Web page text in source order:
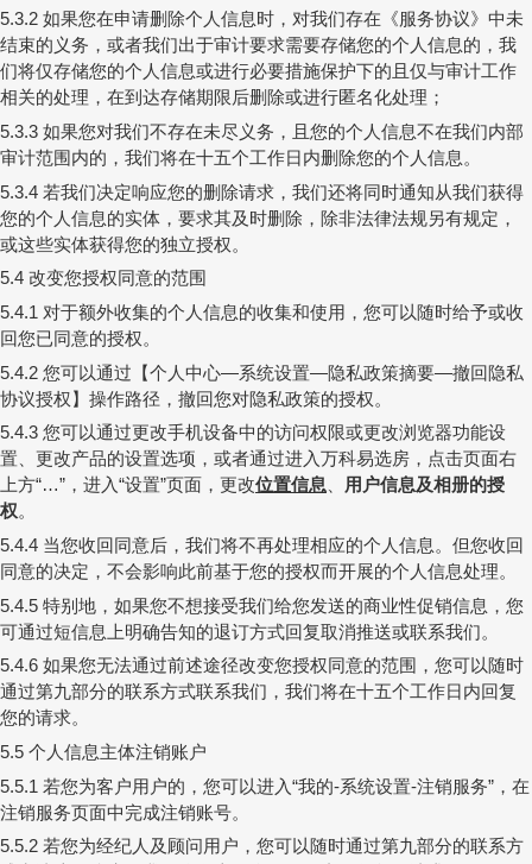
5.3.2 如果您在申请删除个人信息时，对我们存在 《服务协议》 中未
结束的义务，或者我们出于审计要求需要存储您的个人信息的，我
们将仅存储您的个人信息或进行必要措施保护下的且仅与审计工作
相关的处理，在到达存储期限后删除或进行匿名化处理；
5.3.3 如果您对我们不存在未尽义务，且您的个人信息不在我们内部
审计范围内的，我们将在十五个工作日内删除您的个人信息。
5.3.4 若我们决定响应您的删除请求，我们还将同时通知从我们获得
您的个人信息的实体，要求其及时删除，除非法律法规另有规定，
或这些实体获得您的独立授权。
5.4 改变您授权同意的范围
5.4.1 对于额外收集的个人信息的收集和使用，您可以随时给予或收
回您已同意的授权。
5.4.2 您可以通过【个人中心—系统设置—隐私政策摘要—撤回隐私
协议授权】操作路径，撤回您对隐私政策的授权。
5.4.3 您可以通过更改手机设备中的访问权限或更改浏览器功能设
置、更改产品的设置选项，或者通过进入万科易选房，点击页面右
上方“…” ，进入“设置”页面，更改位置信息、 用户信息及相册的授
权。
5.4.4 当您收回同意后，我们将不再处理相应的个人信息。但您收回
同意的决定，不会影响此前基于您的授权而开展的个人信息处理。
5.4.5 特别地，如果您不想接受我们给您发送的商业性促销信息，您
可通过短信息上明确告知的退订方式回复取消推送或联系我们。
5.4.6 如果您无法通过前述途径改变您授权同意的范围，您可以随时
通过第九部分的联系方式联系我们，我们将在十五个工作日内回复
您的请求。
5.5 个人信息主体注销账户
5.5.1 若您为客户用户的，您可以进入“我的-系统设置-注销服务” ，在
注销服务页面中完成注销账号。
5.5.2 若您为经纪人及顾问用户，您可以随时通过第九部分的联系方